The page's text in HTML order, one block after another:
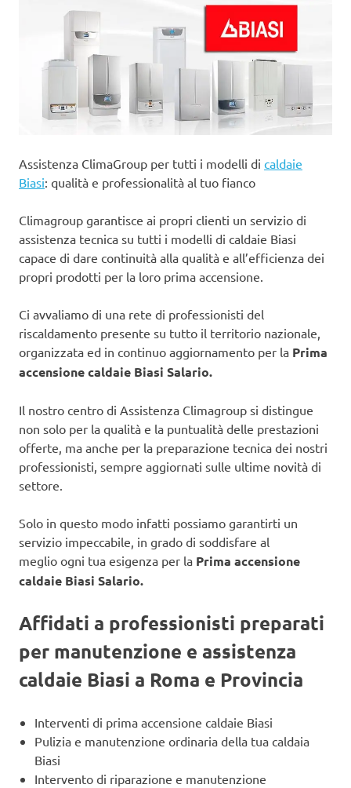
Assistenza ClimaGroup per tutti i modelli di caldaie
Biasi: qualità e professionalità al tuo fianco
Climagroup garantisce ai propri clienti un servizio di
assistenza tecnica su tutti i modelli di caldaie Biasi
capace di dare continuità alla qualità e all’efficienza dei
propri prodotti per la loro prima accensione.
Ci avvaliamo di una rete di professionisti del
riscaldamento presente su tutto il territorio nazionale,
organizzata ed in continuo aggiornamento per la Prima
accensione caldaie Biasi Salario.
Il nostro centro di Assistenza Climagroup si distingue
non solo per la qualità e la puntualità delle prestazioni
offerte, ma anche per la preparazione tecnica dei nostri
professionisti, sempre aggiornati sulle ultime novità di
settore.
Solo in questo modo infatti possiamo garantirti un
servizio impeccabile, in grado di soddisfare al
meglio ogni tua esigenza per la Prima accensione
caldaie Biasi Salario.
Affidati a professionisti preparati
per manutenzione e assistenza
caldaie Biasi a Roma e Provincia
Interventi di prima accensione caldaie Biasi
Pulizia e manutenzione ordinaria della tua caldaia
Biasi
Intervento di riparazione e manutenzione